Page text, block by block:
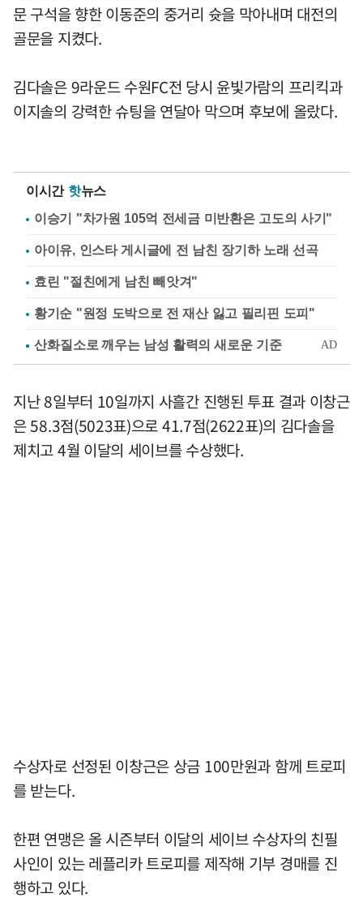
문 구석을 향한 이동준의 중거리 슛을 막아내며 대전의
골문을 지켰다.
김다솔은 9라운드 수원FC전 당시 윤빛가람의 프리킥과
이지솔의 강력한 슈팅을 연달아 막으며 후보에 올랐다.
이시간 핫뉴스
이승기 "차가원 105억 전세금 미반환은 고도의 사기"
아이유, 인스타 게시글에 전 남친 장기하 노래 선곡
효린 "절친에게 남친 빼앗겨"
황기순 "원정 도박으로 전 재산 잃고 필리핀 도피"
지난 8일부터 10일까지 사흘간 진행된 투표 결과 이창근
은 58.3점(5023표)으로 41.7점(2622표)의 김다솔을
제치고 4월 이달의 세이브를 수상했다.
수상자로 선정된 이창근은 상금 100만원과 함께 트로피
를 받는다.
한편 연맹은 올 시즌부터 이달의 세이브 수상자의 친필
사인이 있는 레플리카 트로피를 제작해 기부 경매를 진
행하고 있다.